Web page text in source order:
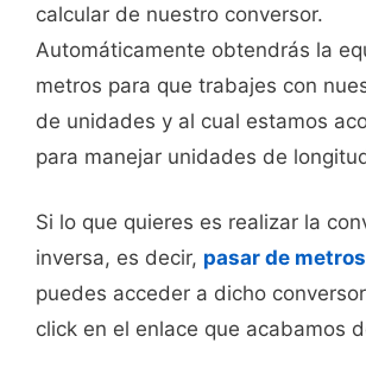
calcular de nuestro conversor.
Automáticamente obtendrás la
metros para que trabajes con
de unidades y al cual estamos
para manejar unidades de
Si lo que quieres es realizar la
inversa, es decir, pasar de
puedes acceder a dicho
click en el enlace que acabamos